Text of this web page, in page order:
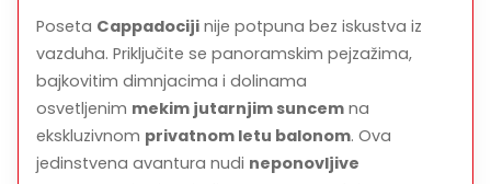
Pravitezaprepašćujuće fotografije i video
zapisepanoramskih pogleda.
Proslava i toasting
Po nežnom sletanju, proslavite svoj let uzhrskavi čašu
šampanjca , savršen način da nazdravite svom
Poseta Cappadociji nije potpuna bez iskustva iz
vazduha. Priključite se panoramskim pejzažima,
bajkovitim dimnjacima i dolinama
osvetljenim mekim jutarnjim suncem na
ekskluzivnom privatnom letu balonom. Ova
jedinstvena avantura nudi neponovljive